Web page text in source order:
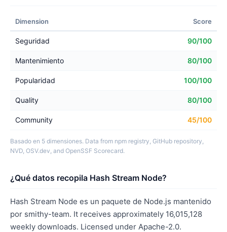
Dimension Score
Seguridad 90/100
Mantenimiento 80/100
Popularidad 100/100
Quality 80/100
Community 45/100
Basado en 5 dimensiones. Data from npm registry, GitHub repository,
NVD, OSV.dev, and OpenSSF Scorecard.
¿Qué datos recopila Hash Stream Node?
Hash Stream Node es un paquete de Node.js mantenido
por smithy-team. It receives approximately 16,015,128
weekly downloads. Licensed under Apache-2.0.